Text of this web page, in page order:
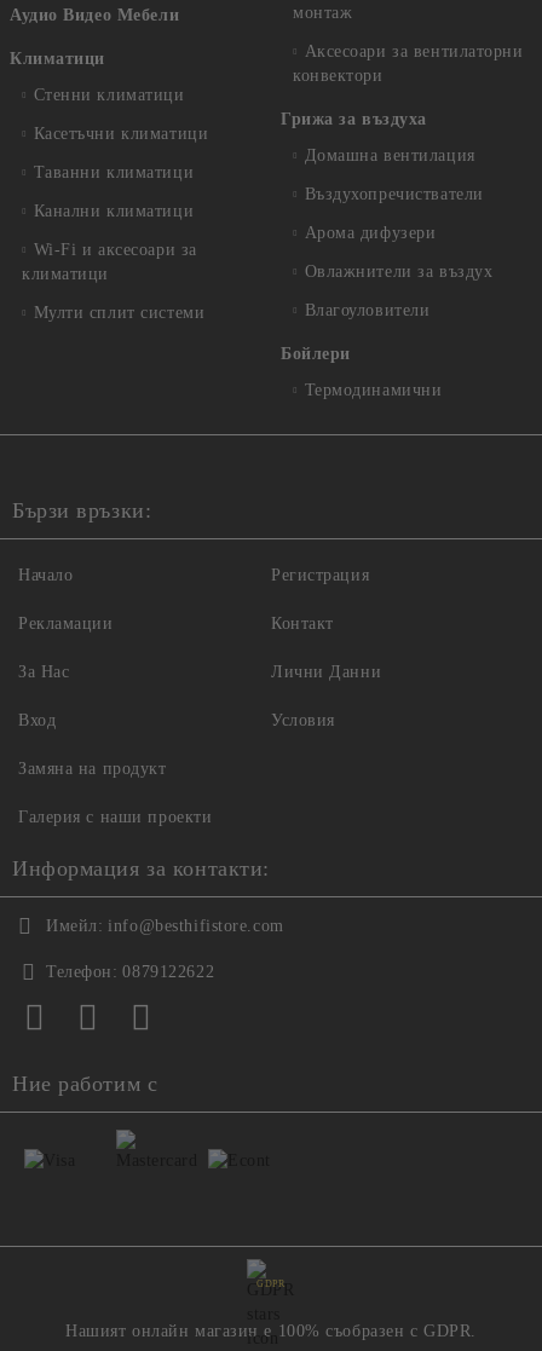
Аудио Видео Мебели
Климатици
Стенни климатици
Касетъчни климатици
Таванни климатици
Канални климатици
Wi-Fi и аксесоари за
климатици
Мулти сплит системи
монтаж
Аксесоари за вентилаторни
конвектори
Грижа за въздуха
Домашна вентилация
Въздухопречистватели
Арома дифузери
Овлажнители за въздух
Влагоуловители
Бойлери
Термодинамични
Бързи връзки:
Начало
Рекламации
За Нас
Вход
Регистрация
Контакт
Лични Данни
Условия
Замяна на продукт
Галерия с наши проекти
Информация за контакти:
Имейл: info@besthifistore.com
Телефон: 0879122622
Ние работим с
GDPR
Нашият онлайн магазин е 100% съобразен с GDPR.